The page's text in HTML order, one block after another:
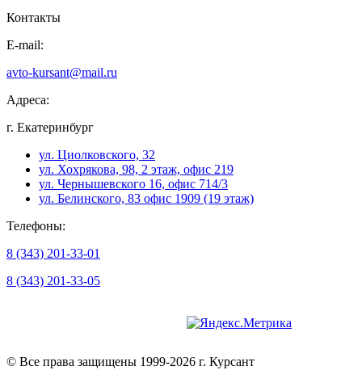
Контакты
E-mail:
avto-kursant@mail.ru
Адреса:
г. Екатеринбург
ул. Циолковского, 32
ул. Хохрякова, 98, 2 этаж, офис 219
ул. Чернышевского 16, офис 714/3
ул. Белинского, 83 офис 1909 (19 этаж)
Телефоны:
8 (343) 201-33-01
8 (343) 201-33-05
© Все права защищены 1999-2026 г. Курсант